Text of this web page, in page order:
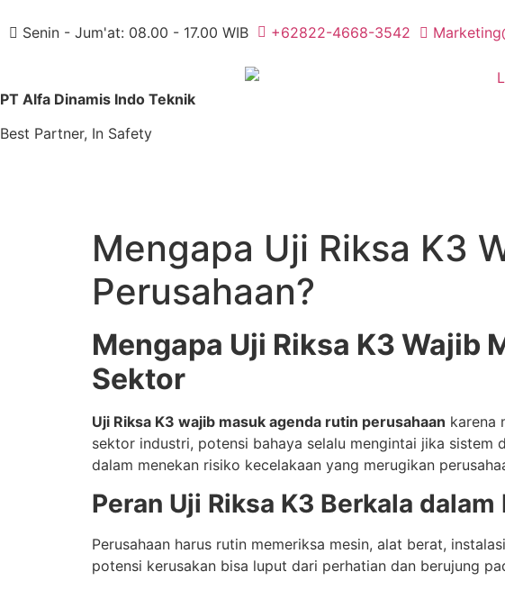
Senin - Jum'at: 08.00 - 17.00 WIB +62822-4668-3542
PT Alfa Dinamis Indo Teknik
Best Partner, In Safety
Mengapa Uji Riksa K3
Perusahaan?
Mengapa Uji Riksa K3 Wajib
Sektor
Uji Riksa K3 wajib masuk agenda rutin perusahaan karena
sektor industri, potensi bahaya selalu mengintai jika
dalam menekan risiko kecelakaan yang merugikan
Peran Uji Riksa K3 Berkala
Perusahaan harus rutin memeriksa mesin, alat berat,
potensi kerusakan bisa luput dari perhatian dan berujung